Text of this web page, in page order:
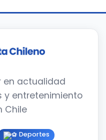
en actualidad
y entretenimiento
Chile
Deportes